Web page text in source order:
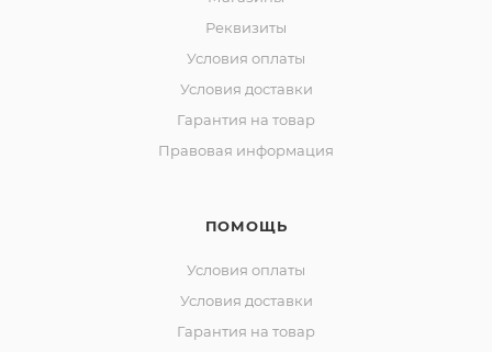
Реквизиты
Условия оплаты
Условия доставки
Гарантия на товар
Правовая информация
ПОМОЩЬ
Условия оплаты
Условия доставки
Гарантия на товар